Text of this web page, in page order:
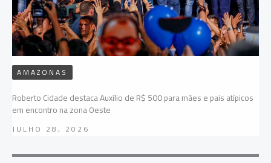
AMAZONAS
Roberto Cidade destaca Auxílio de R$ 500 para mães e pais atípicos
em encontro na zona Oeste
JULHO 28, 2026